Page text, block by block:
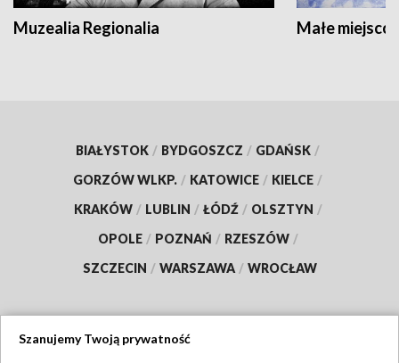
Muzealia Regionalia Małe
BIAŁYSTOK / BYDGOSZCZ / GDAŃSK /
GORZÓW WLKP. / KATOWICE / KIELCE /
KRAKÓW / LUBLIN / ŁÓDŹ / OLSZTYN /
OPOLE / POZNAŃ / RZESZÓW /
SZCZECIN / WARSZAWA / WROCŁAW
Szanujemy Twoją prywatność